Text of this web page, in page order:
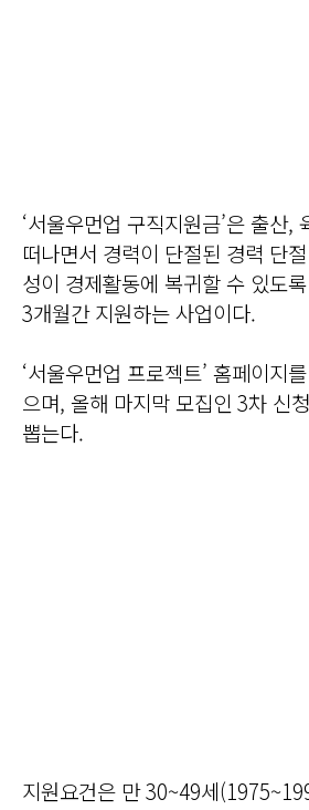
‘서울우먼업 구직지원금’은 출산,
떠나면서 경력이 단절된 경력 단
성이 경제활동에 복귀할 수 있도
3개월간 지원하는 사업이다.
‘서울우먼업 프로젝트’ 홈페이지
으며, 올해 마지막 모집인 3차 신
뽑는다.
지원요건은 만 30~49세